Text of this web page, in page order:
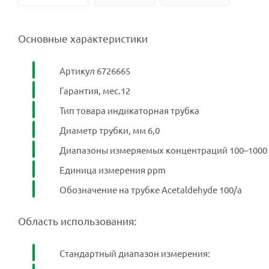
Основные характеристики
Артикул 6726665
Гарантия, мес.12
Тип товара индикаторная трубка
Диаметр трубки, мм 6,0
Диапазоны измеряемых концентраций
Единица измерения ppm
Обозначение на трубке Acetaldehyde 100/a
Область использования:
Стандартный диапазон измерения: